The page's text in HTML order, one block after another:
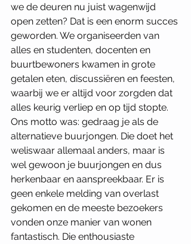
we de deuren nu juist wagenwijd
open zetten? Dat is een enorm succes
geworden. We organiseerden van
alles en studenten, docenten en
buurtbewoners kwamen in grote
getalen eten, discussiëren en feesten,
waarbij we er altijd voor zorgden dat
alles keurig verliep en op tijd stopte.
Ons motto was: gedraag je als de
alternatieve buurjongen. Die doet het
weliswaar allemaal anders, maar is
wel gewoon je buurjongen en dus
herkenbaar en aanspreekbaar. Er is
geen enkele melding van overlast
gekomen en de meeste bezoekers
vonden onze manier van wonen
fantastisch. Die enthousiaste